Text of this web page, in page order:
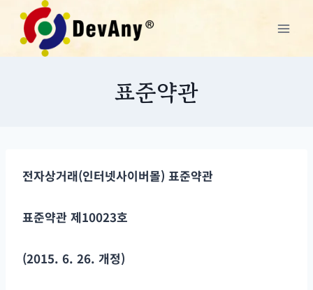
Skip
content
표준약관
전자상거래(인터넷사이버몰) 표준약관
표준약관 제10023호
(2015. 6. 26. 개정)